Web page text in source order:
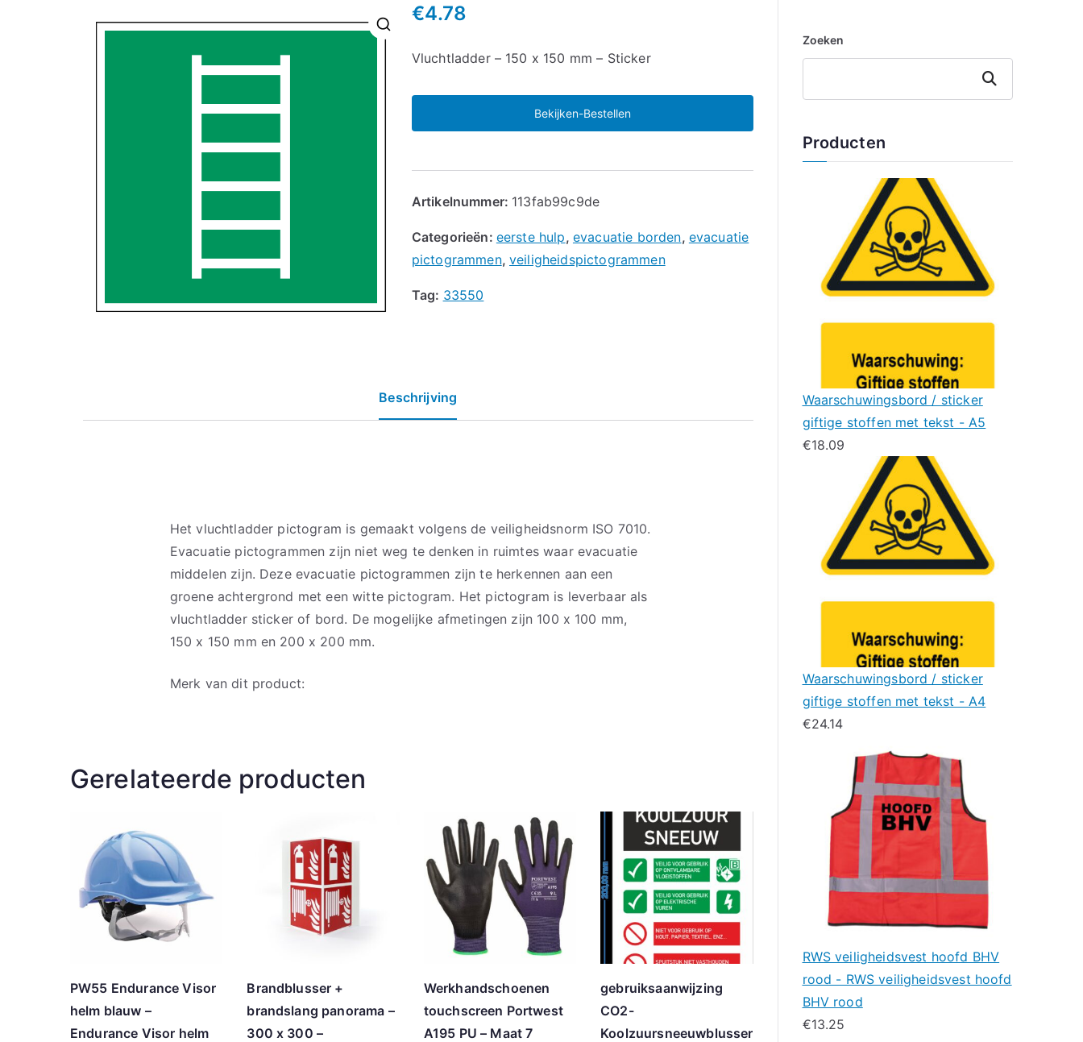
€4.78
Vluchtladder – 150 x 150 mm – Sticker
Bekijken-Bestellen
Artikelnummer: 113fab99c9de
Categorieën: eerste hulp, evacuatie borden, evacuatie
pictogrammen, veiligheidspictogrammen
Tag: 33550
Beschrijving
Het vluchtladder pictogram is gemaakt volgens de veiligheidsnorm ISO 7010.
Evacuatie pictogrammen zijn niet weg te denken in ruimtes waar evacuatie
middelen zijn. Deze evacuatie pictogrammen zijn te herkennen aan een
groene achtergrond met een witte pictogram. Het pictogram is leverbaar als
vluchtladder sticker of bord. De mogelijke afmetingen zijn 100 x 100 mm,
150 x 150 mm en 200 x 200 mm.
Merk van dit product:
Gerelateerde producten
PW55 Endurance Visor
helm blauw –
Endurance Visor helm
Brandblusser +
brandslang panorama –
300 x 300 –
Werkhandschoenen
touchscreen Portwest
A195 PU – Maat 7
gebruiksaanwijzing
CO2-
Koolzuursneeuwblusser
Zoeken
Zoeken
Producten
Waarschuwingsbord / sticker
giftige stoffen met tekst - A5
€18.09
Waarschuwingsbord / sticker
giftige stoffen met tekst - A4
€24.14
RWS veiligheidsvest hoofd BHV
rood - RWS veiligheidsvest hoofd
BHV rood
€13.25